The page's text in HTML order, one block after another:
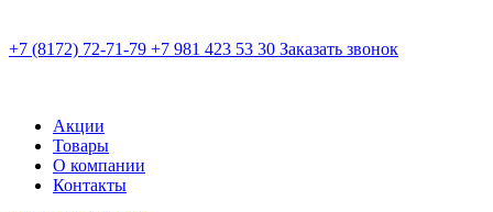
+7 (8172) 72-71-79 +7 981 423 53 30 Заказать звонок
Акции
Товары
О компании
Контакты